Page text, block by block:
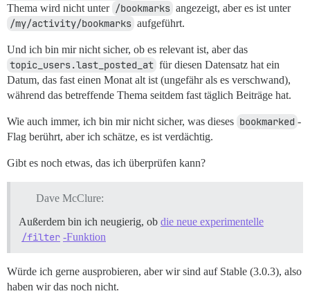
Thema wird nicht unter /bookmarks angezeigt, aber es ist unter
/my/activity/bookmarks aufgeführt.
Und ich bin mir nicht sicher, ob es relevant ist, aber das
topic_users.last_posted_at für diesen Datensatz hat ein
Datum, das fast einen Monat alt ist (ungefähr als es verschwand),
während das betreffende Thema seitdem fast täglich Beiträge hat.
Wie auch immer, ich bin mir nicht sicher, was dieses bookmarked -
Flag berührt, aber ich schätze, es ist verdächtig.
Gibt es noch etwas, das ich überprüfen kann?
Dave McClure:
Außerdem bin ich neugierig, ob die neue experimentelle
/filter -Funktion
Würde ich gerne ausprobieren, aber wir sind auf Stable (3.0.3), also
haben wir das noch nicht.